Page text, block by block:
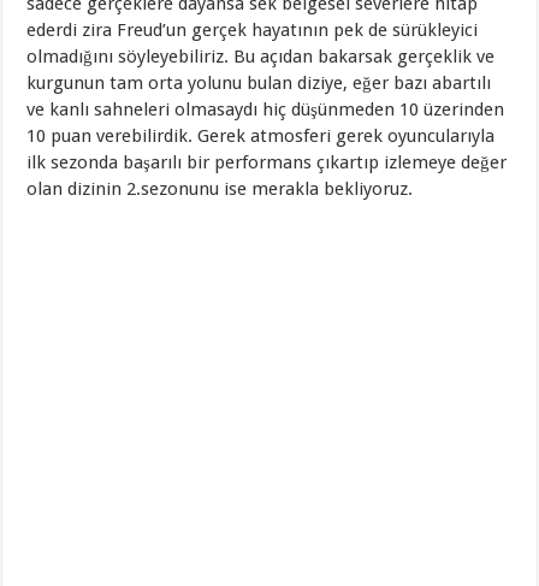
ederdi zira Freud’un gerçek hayatının pek de sürükleyici
olmadığını söyleyebiliriz. Bu açıdan bakarsak gerçeklik ve
kurgunun tam orta yolunu bulan diziye, eğer bazı abartılı
ve kanlı sahneleri olmasaydı hiç düşünmeden 10 üzerinden
10 puan verebilirdik. Gerek atmosferi gerek oyuncularıyla
ilk sezonda başarılı bir performans çıkartıp izlemeye değer
olan dizinin 2.sezonunu ise merakla bekliyoruz.